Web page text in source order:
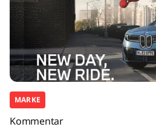
MARKE
Kommentar